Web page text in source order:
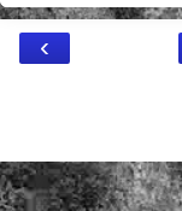
‹